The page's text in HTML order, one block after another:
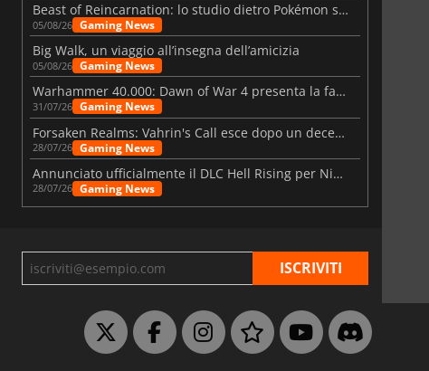
Beast of Reincarnation: lo studio dietro Pokémon su una nuova strada
05/08/26 Gaming News
Big Walk, un viaggio all’insegna dell’amicizia
05/08/26 Gaming News
Warhammer 40.000: Dawn of War 4 presenta la fazione dei Necron
31/07/26 Gaming News
Forsaken Realms: Vahrin's Call esce dopo un decennio di sviluppo
28/07/26 Gaming News
Annunciato ufficialmente il DLC Hell Rising per Nioh 3
28/07/26 Gaming News